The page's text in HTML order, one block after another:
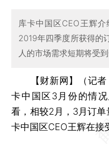
库卡中国区CEO王辉
2019年四季度所获得的
人的市场需求短期将受
【财新网】（记
卡中国区3月份的情
看，相较2月，3月订单
卡中国区CEO王辉在接